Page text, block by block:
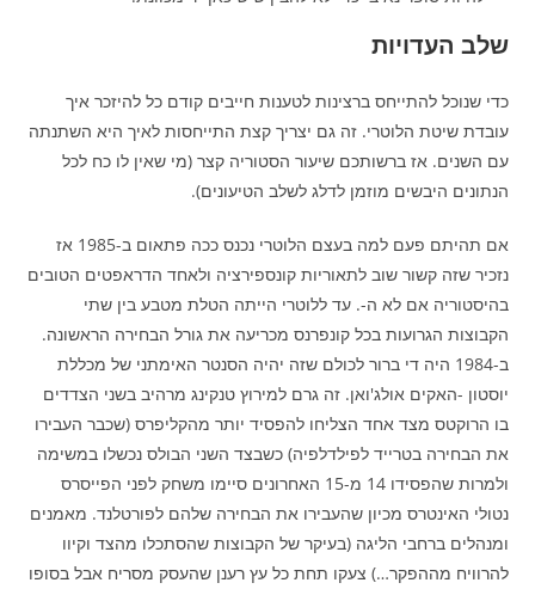
שלב העדויות
כדי שנוכל להתייחס ברצינות לטענות חייבים קודם כל להיזכר איך
עובדת שיטת הלוטרי. זה גם יצריך קצת התייחסות לאיך היא השתנתה
עם השנים. אז ברשותכם שיעור הסטוריה קצר (מי שאין לו כח לכל
הנתונים היבשים מוזמן לדלג לשלב הטיעונים).
אם תהיתם פעם למה בעצם הלוטרי נכנס ככה פתאום ב-1985 אז
נזכיר שזה קשור שוב לתאוריות קונספירציה ולאחד הדראפטים הטובים
בהיסטוריה אם לא ה-. עד ללוטרי הייתה הטלת מטבע בין שתי
הקבוצות הגרועות בכל קונפרנס מכריעה את גורל הבחירה הראשונה.
ב-1984 היה די ברור לכולם שזה יהיה הסנטר האימתני של מכללת
יוסטון -האקים אולג'ואן. זה גרם למירוץ טנקינג מרהיב בשני הצדדים
בו הרוקטס מצד אחד הצליחו להפסיד יותר מהקליפרס (שכבר העבירו
את הבחירה בטרייד לפילדלפיה) כשבצד השני הבולס נכשלו במשימה
ולמרות שהפסידו 14 מ-15 האחרונים סיימו משחק לפני הפייסרס
נטולי האינטרס מכיון שהעבירו את הבחירה שלהם לפורטלנד. מאמנים
ומנהלים ברחבי הליגה (בעיקר של הקבוצות שהסתכלו מהצד וקיוו
להרוויח מההפקר…) צעקו תחת כל עץ רענן שהעסק מסריח אבל בסופו